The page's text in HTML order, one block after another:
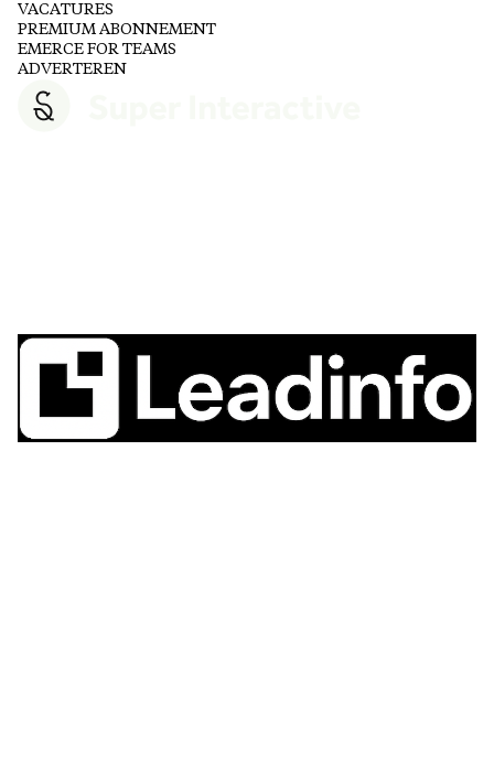
VACATURES
PREMIUM ABONNEMENT
EMERCE FOR TEAMS
ADVERTEREN